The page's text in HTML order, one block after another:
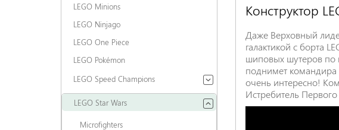
Конструктор
Даже Верховный
галактикой с борта
шиповых шутеров по
поднимет
очень интересно!
Истребитель
Залишіть відгук про
*
Заголовок відгуку
LEGO Minions
LEGO Ninjago
LEGO One Piece
LEGO Pokémon
LEGO Speed Champions
LEGO Star Wars
Microfighters